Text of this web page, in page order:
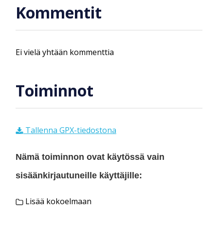
Kommentit
Ei vielä yhtään kommenttia
Toiminnot
Tallenna GPX-tiedostona
Nämä toiminnon ovat käytössä vain
sisäänkirjautuneille käyttäjille:
Lisää kokoelmaan